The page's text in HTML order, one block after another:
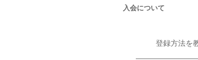
入会について
登録方法を